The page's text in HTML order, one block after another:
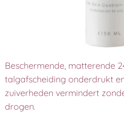
Beschermende, matterende
talgafscheiding onderdrukt
zuiverheden vermindert
drogen.